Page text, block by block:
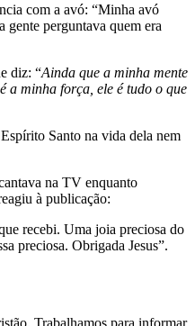
com a avó: “Minha avó
gente perguntava quem era
diz: “Ainda que a minha mente
a minha força, ele é tudo o que
Santo na vida dela nem
na TV enquanto
à publicação:
recebi. Uma joia preciosa do
preciosa. Obrigada Jesus”.
Trabalhamos para informar